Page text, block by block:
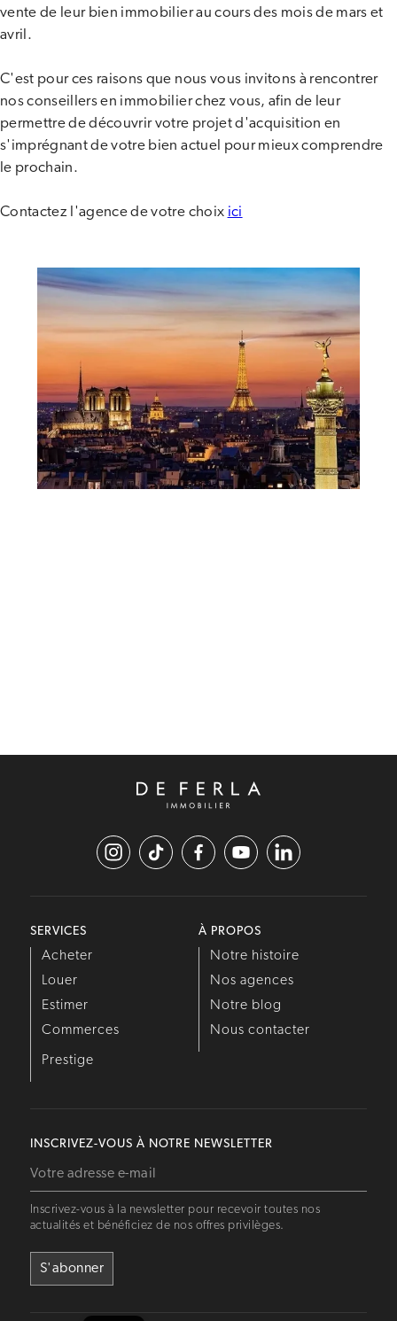
vente de leur bien immobilier au cours des mois de mars et
avril.
C'est pour ces raisons que nous vous invitons à rencontrer
nos conseillers en immobilier chez vous, afin de leur
permettre de découvrir votre projet d'acquisition en
s'imprégnant de votre bien actuel pour mieux comprendre
le prochain.
Contactez l'agence de votre choix ici
SERVICES
Acheter
Louer
Estimer
Commerces
Prestige
À PROPOS
Notre histoire
Nos agences
Notre blog
Nous contacter
INSCRIVEZ-VOUS À NOTRE NEWSLETTER
Inscrivez-vous à la newsletter pour recevoir toutes nos
actualités et bénéficiez de nos offres privilèges.